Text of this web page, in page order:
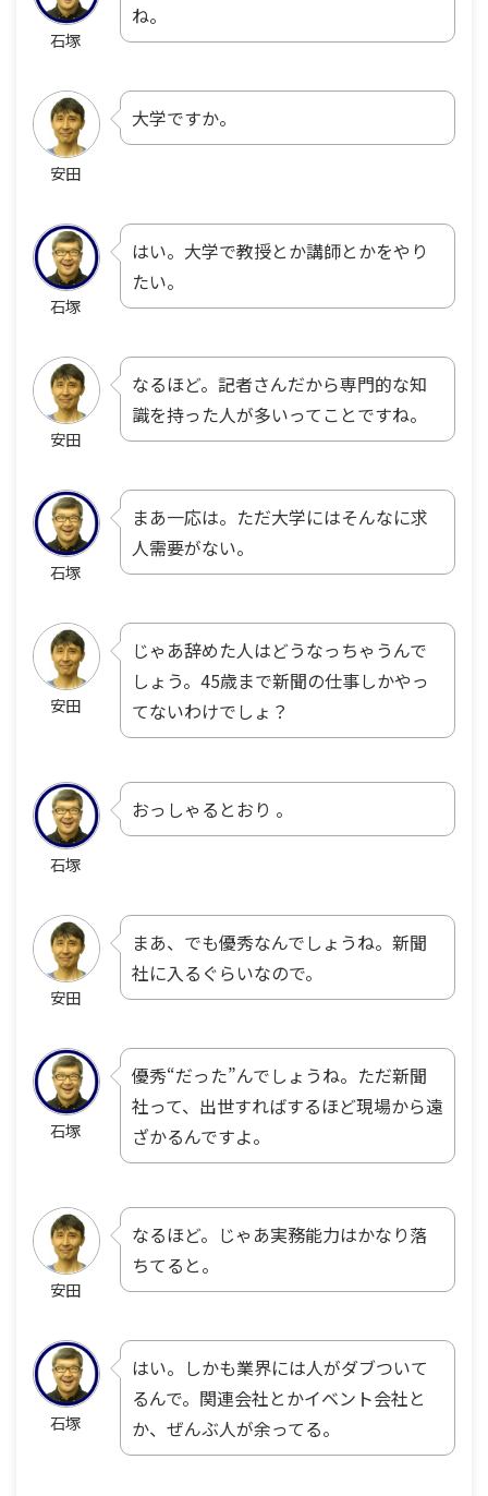
石塚
ね。
安田
大学ですか。
石塚
はい。大学で教授とか講師とかをやり
たい。
安田
なるほど。記者さんだから専門的な知
識を持った人が多いってことですね。
石塚
まあ一応は。ただ大学にはそんなに求
人需要がない。
安田
じゃあ辞めた人はどうなっちゃうんで
しょう。45歳まで新聞の仕事しかやっ
てないわけでしょ？
石塚
おっしゃるとおり 。
安田
まあ、でも優秀なんでしょうね。新聞
社に入るぐらいなので。
石塚
優秀“だった”んでしょうね。ただ新聞
社って、出世すればするほど現場から遠
ざかるんですよ。
安田
なるほど。じゃあ実務能力はかなり落
ちてると。
石塚
はい。しかも業界には人がダブついて
るんで。関連会社とかイベント会社と
か、ぜんぶ人が余ってる。